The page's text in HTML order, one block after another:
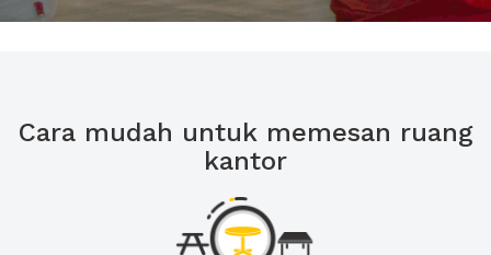
Cara mudah untuk memesan ruang
kantor